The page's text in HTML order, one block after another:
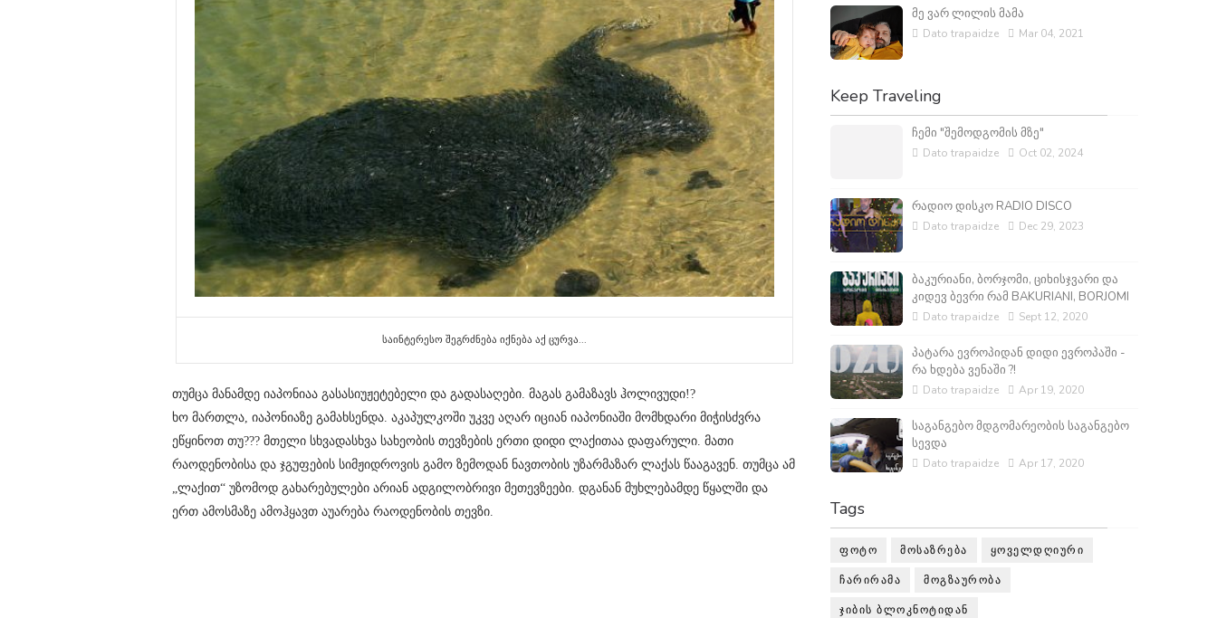
საინტერესო შეგრძნება იქნება აქ ცურვა...
თუმცა მანამდე იაპონიაა გასასიუჟეტებელი და გადასაღები. მაგას გამაზავს ჰოლივუდი!?
ხო მართლა, იაპონიაზე გამახსენდა. აკაპულკოში უკვე აღარ იციან იაპონიაში მომხდარი მიჭისძვრა
ეწყინოთ თუ??? მთელი სხვადასხვა სახეობის თევზების ერთი დიდი ლაქითაა დაფარული. მათი
რაოდენობისა და ჯგუფების სიმჟიდროვის გამო ზემოდან ნავთობის უზარმაზარ ლაქას წააგავენ. თუმცა ამ
„ლაქით“ უზომოდ გახარებულები არიან ადგილობრივი მეთევზეები. დგანან მუხლებამდე წყალში და
ერთ ამოსმაზე ამოჰყავთ აუარება რაოდენობის თევზი.
მე ვარ ლილის მამა
Dato trapaidze Mar 04, 2021
Keep Traveling
ჩემი "შემოდგომის მზე"
Dato trapaidze Oct 02, 2024
რადიო დისკო RADIO DISCO
Dato trapaidze Dec 29, 2023
ბაკურიანი, ბორჯომი, ციხისჯვარი და
კიდევ ბევრი რამ BAKURIANI, BORJOMI
Dato trapaidze Sept 12, 2020
პატარა ევროპიდან დიდი ევროპაში -
რა ხდება ვენაში ?!
Dato trapaidze Apr 19, 2020
საგანგებო მდგომარეობის საგანგებო
სევდა
Dato trapaidze Apr 17, 2020
Tags
ᲤᲝᲢᲝ ᲛᲝᲡᲐᲖᲠᲔᲑᲐ ᲧᲝᲕᲔᲚᲓᲦᲘᲣᲠᲘ
ᲩᲐᲠᲘᲠᲐᲛᲐ ᲛᲝᲒᲖᲐᲣᲠᲝᲑᲐ
ᲯᲘᲑᲘᲡ ᲑᲚᲝᲙᲜᲝᲢᲘᲓᲐᲜ